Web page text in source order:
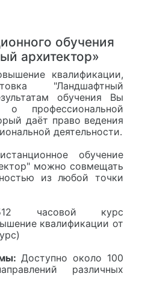
обучения
архитектор»
квалификации,
"Ландшафтный
обучения Вы
о профессиональной
даёт право ведения
деятельности.
обучение
можно совмещать
из любой точки
часовой курс
квалификации от
Доступно около 100
различных